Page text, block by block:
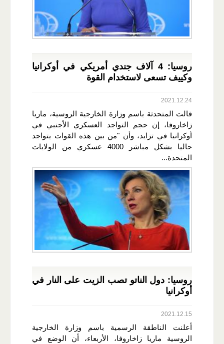
روسيا: 4 آلاف جندي أمريكي في أوكرانيا
وكييف تسعى لاستخدام القوة
2021.12.24
قالت المتحدثة باسم وزارة الخارجية الروسية، ماريا
زاخاروفا، إن حجم التواجد العسكري الأجنبي في
أوكرانيا في تزايد، وأن "من بين هذه القوات يتواجد
حاليا بشكل مباشر 4000 عسكري من الولايات
المتحدة...
روسيا: دول الناتو تصب الزيت على النار في
أوكرانيا
2021.12.15
أعلنت الناطقة الرسمية باسم وزارة الخارجية
الروسية ماريا زاخاروفا، الأربعاء، أن الوضع في